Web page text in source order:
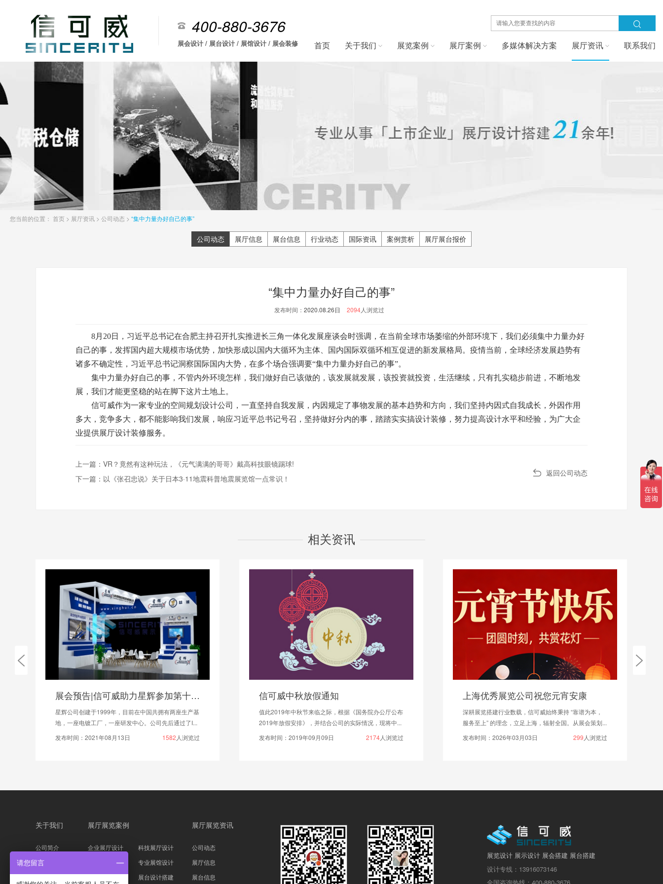
400-880-3676
展会设计 / 展台设计 / 展馆设计 / 展会装修 首页 关于我们 展览案例 展厅案例 多媒体解决方案 展厅资讯 联系我们
您当前的位置： 首页 > 展厅资讯 > 公司动态 > “集中力量办好自己的事”
公司动态 展厅信息 展台信息 行业动态 国际资讯 案例赏析 展厅展台报价
“集中力量办好自己的事”
发布时间： 2020.08.26日 2094人浏览过
8月20日，习近平总书记在合肥主持召开扎实推进长三角一体化发展座谈会时强调，在当前全球市场萎缩的外部环境下，我们必须集中力量办好
自己的事，发挥国内超大规模市场优势，加快形成以国内大循环为主体、国内国际双循环相互促进的新发展格局。疫情当前，全球经济发展趋势有
诸多不确定性，习近平总书记洞察国际国内大势，在多个场合强调要“集中力量办好自己的事”。
集中力量办好自己的事，不管内外环境怎样，我们做好自己该做的，该发展就发展，该投资就投资，生活继续，只有扎实稳步前进，不断地发
展，我们才能更坚稳的站在脚下这片土地上。
信可威作为一家专业的空间规划设计公司，一直坚持自我发展，内因规定了事物发展的基本趋势和方向，我们坚持内因式自我成长，外因作用
多大，竞争多大，都不能影响我们发展，响应习近平总书记号召，坚持做好分内的事，踏踏实实搞设计装修，努力提高设计水平和经验，为广大企
业提供展厅设计装修服务。
上一篇： VR？竟然有这种玩法，《元气满满的哥哥》戴高科技眼镜踢球!
下一篇： 以《张召忠说》关于日本3·11地震科普地震展览馆一点常识！
返回公司动态
相关资讯
展会预告|信可威助力星辉参加第十六届中国（北京）国际工程机械展览会
星辉公司创建于1999年，目前在中国共拥有两座生产基
地，一座电镀工厂，一座研发中心。公司先后通过了I...
发布时间：2021年08月13日
1582 人浏览过
信可威中秋放假通知
值此2019年中秋节来临之际，根据《国务院办公厅公布
2019年放假安排》，并结合公司的实际情况，现将中...
发布时间：2019年09月09日
2174人浏览过
上海优秀展览公司祝您元宵安康
深耕展览搭建行业数载，信可威始终秉持 “靠谱为本，
服务至上” 的理念，立足上海，辐射全国。从展会策划...
发布时间：2026年03月03日
299 人浏览过
关于我们
公司简介
企业文化
公司资质
展厅展览案例
企业展厅设计
科技展厅设计
主题展馆设计
专业展馆设计
科技展台设计
展台设计搭建
展厅展览资讯
公司动态
展厅信息
展台信息
展览设计 展示设计 展会搭建 展台搭建
设计专线：13916073146
全国咨询热线：400-880-3676
请您留言